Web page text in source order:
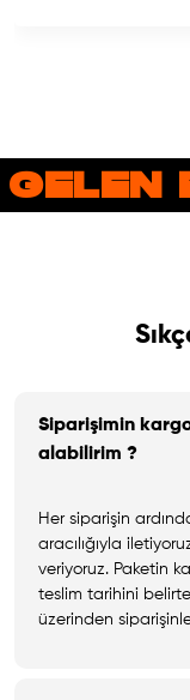
Siparişimin
alabilirim ?
Her siparişin
aracılığıyla
veriyoruz. Paketin
teslim tarihini
üzerinden